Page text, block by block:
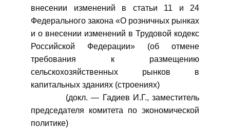
внесении изменений в статьи 11 и 24
Федерального закона «О розничных рынках
и о внесении изменений в Трудовой кодекс
Российской Федерации» (об отмене
требования к размещению
сельскохозяйственных рынков в
капитальных зданиях (строениях)
(докл. — Гадиев И.Г., заместитель
председателя комитета по экономической
политике)